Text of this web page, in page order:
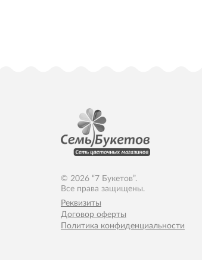
© 2026 “7 Букетов”.
Все права защищены.
Реквизиты
Договор оферты
Политика конфиденциальности